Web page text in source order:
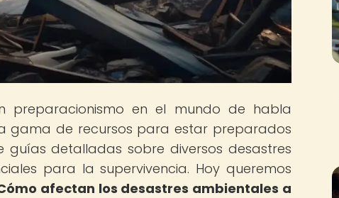
preparacionismo en el mundo de habla
gama de recursos para estar preparados
guías detalladas sobre diversos desastres
para la supervivencia. Hoy queremos
afectan los desastres ambientales a